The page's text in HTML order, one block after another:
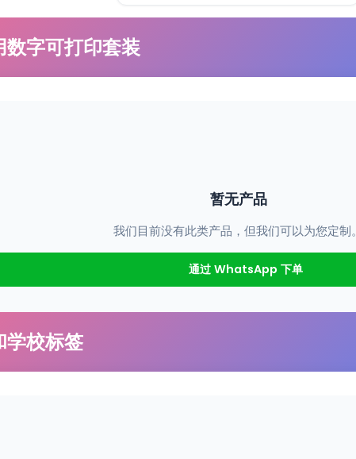
字可打印套装
暂无产品
我们目前没有此类产品，但我们可以为您定制。
通过 WhatsApp 下单
学校标签